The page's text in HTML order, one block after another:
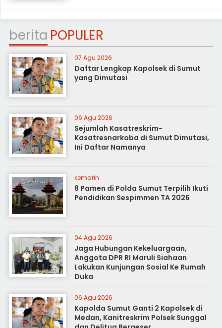
berita POPULER
07 Agu 2026
Daftar Lengkap Kapolsek di Sumut
yang Dimutasi
06 Agu 2026
Sejumlah Kasatreskrim-
Kasatresnarkoba di Sumut Dimutasi,
Ini Daftar Namanya
kemarin
8 Pamen di Polda Sumut Terpilih Ikuti
Pendidikan Sespimmen TA 2026
04 Agu 2026
Jaga Hubungan Kekeluargaan,
Anggota DPR RI Maruli Siahaan
Lakukan Kunjungan Sosial Ke Rumah
Duka
06 Agu 2026
Kapolda Sumut Ganti 2 Kapolsek di
Medan, Kanitreskrim Polsek Sunggal